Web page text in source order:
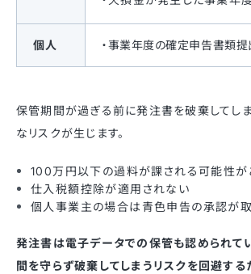
個人 ・事業年度の確定申告書類提
保管期間が過ぎる前に発注書を破棄してしま
なリスクが生じます。
100万円以下の過料が課される可能性が
仕入税額控除が適用されない
個人事業主の場合は青色申告の承認が
発注書は電子データでの保管も認められて
間を守らず破棄してしまうリスクを回避す